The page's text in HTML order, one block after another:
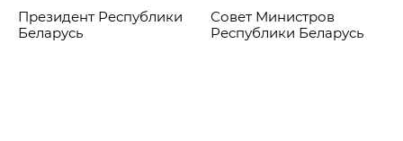
Президент Республики
Беларусь
Совет Министров
Республики Беларусь